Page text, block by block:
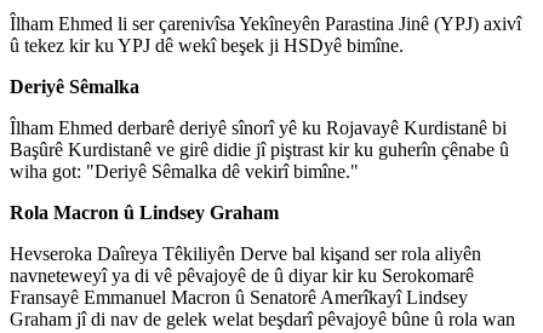
Îlham Ehmed li ser çarenivîsa Yekîneyên Parastina Jinê (YPJ) axivî
û tekez kir ku YPJ dê wekî beşek ji HSDyê bimîne.
Deriyê Sêmalka
Îlham Ehmed derbarê deriyê sînorî yê ku Rojavayê Kurdistanê bi
Başûrê Kurdistanê ve girê didie jî piştrast kir ku guherîn çênabe û
wiha got: "Deriyê Sêmalka dê vekirî bimîne."
Rola Macron û Lindsey Graham
Hevseroka Daîreya Têkiliyên Derve bal kişand ser rola aliyên
navneteweyî ya di vê pêvajoyê de û diyar kir ku Serokomarê
Fransayê Emmanuel Macron û Senatorê Amerîkayî Lindsey
Graham jî di nav de gelek welat beşdarî pêvajoyê bûne û rola wan